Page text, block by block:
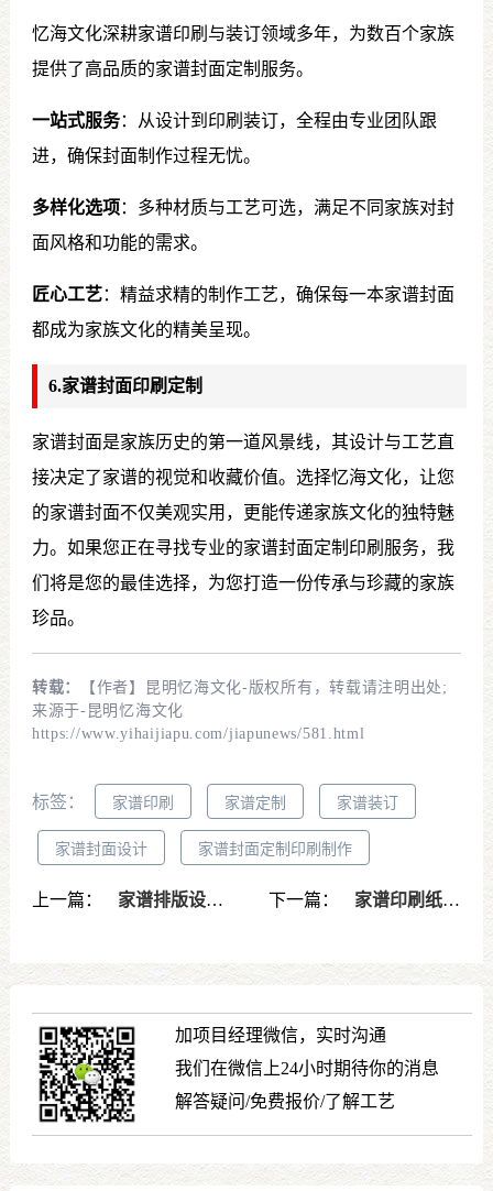
忆海文化深耕家谱印刷与装订领域多年，为数百个家族
提供了高品质的家谱封面定制服务。
一站式服务：从设计到印刷装订，全程由专业团队跟
进，确保封面制作过程无忧。
多样化选项 ：多种材质与工艺可选，满足不同家族对封
面风格和功能的需求。
匠心工艺：精益求精的制作工艺，确保每一本家谱封面
都成为家族文化的精美呈现。
6.家谱封面印刷定制
家谱封面是家族历史的第一道风景线，其设计与工艺直
接决定了家谱的视觉和收藏价值。选择忆海文化，让您
的家谱封面不仅美观实用，更能传递家族文化的独特魅
力。如果您正在寻找专业的家谱封面定制印刷服务，我
们将是您的最佳选择，为您打造一份传承与珍藏的家族
珍品。
转载：
【作者】昆明忆海文化-版权所有，转载请注明出处;
来源于-昆明忆海文化
https://www.yihaijiapu.com/jiapunews/581.html
标签： 家谱印刷 家谱定制 家谱装订
家谱封面设计 家谱封面定制印刷制作
上一篇： 家谱排版设计与印刷制作-传承家族文化的专业解决方案 下一篇： 家谱印刷纸张选择-为家族历史选取合适的纸张
加项目经理微信，实时沟通
我们在微信上24小时期待你的消息
解答疑问/免费报价/了解工艺